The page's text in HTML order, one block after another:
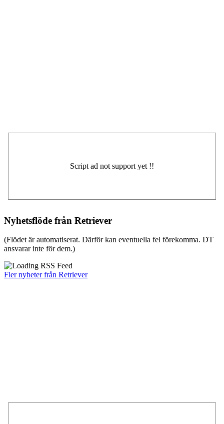
Nyhetsflöde från Retriever
(Flödet är automatiserat. Därför kan eventuella fel förekomma. DT
ansvarar inte för dem.)
Fler nyheter från Retriever